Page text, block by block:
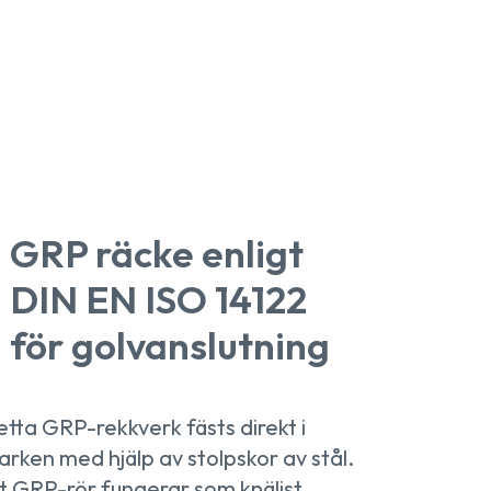
GRP räcke enligt
DIN EN ISO 14122
för golvanslutning
GRP-rekkverk fästs direkt i
med hjälp av stolpskor av stål.